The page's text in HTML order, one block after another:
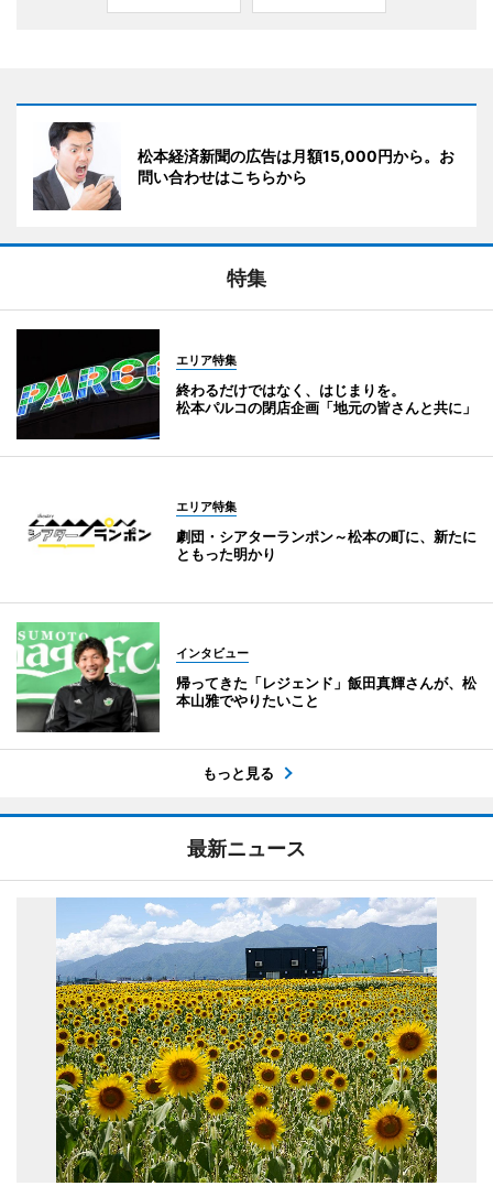
松本経済新聞の広告は月額15,000円から。お
問い合わせはこちらから
特集
エリア特集
終わるだけではなく、はじまりを。
松本パルコの閉店企画「地元の皆さんと共に」
エリア特集
劇団・シアターランポン～松本の町に、新たに
ともった明かり
インタビュー
帰ってきた「レジェンド」飯田真輝さんが、松
本山雅でやりたいこと
もっと見る
最新ニュース